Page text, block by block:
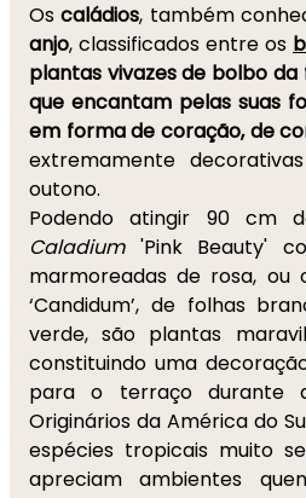
Oscaládios, também
anjo, classificados entre os
plantas vivazes de bolbo
que encantam pelas suas
em forma de coração, de
extremamente
outono.
Podendo atingir 90 cm
Caladium'Pink Beauty'
marmoreadas de rosa, ou
‘Candidum’, de folhas
verde, são plantas
constituindo uma
para o terraço durante
Originários da América do
espécies tropicais muito
apreciam ambientes